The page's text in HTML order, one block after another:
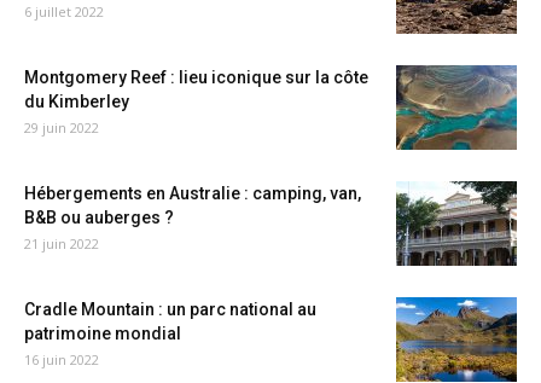
6 juillet 2022
Montgomery Reef : lieu iconique sur la côte
du Kimberley
29 juin 2022
Hébergements en Australie : camping, van,
B&B ou auberges ?
21 juin 2022
Cradle Mountain : un parc national au
patrimoine mondial
16 juin 2022